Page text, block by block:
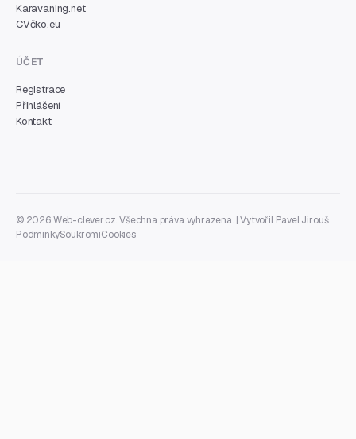
Karavaning.net
CVčko.eu
ÚČET
Registrace
Přihlášení
Kontakt
© 2026 Web-clever.cz. Všechna práva vyhrazena. | Vytvořil Pavel Jirouš
PodmínkySoukromíCookies